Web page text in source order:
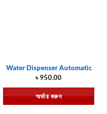
Water Dispenser Automatic
৳950.00
অর্ডার করুন